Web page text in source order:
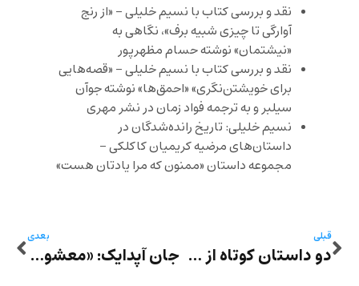
نقد و بررسی کتاب با نسیم خلیلی – «از رنج
آوارگی تا چیزی شبیه برف»، نگاهی به
«نیشتمان» نوشته حسام مظهرپور
نقد و بررسی کتاب با نسیم خلیلی – «قصه‌هایی
برای خویشتن‌نگری» «احمق‌ها» نوشته جوآن
سیلبر و به ترجمه فواد زمان در نشر مهری
نسیم خلیلی: تاریخ رانده‌شدگان در
داستان‌های مرضیه کریمیان کاکلکی –
مجموعه داستان «ممنون که مرا یادتان هست»
قبلی
دو داستان کوتاه از مارتین بریل به ترجمه فروغ تمیمی
بعدی
جان آپدایک: «معشوق‌ات هم‌الان زنگ زد» به ترجمه میترا داوودی